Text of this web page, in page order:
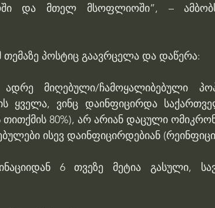
და მთელ მსოფლიოში”, –
თემაზე პოსტიც გაავრცელა და დაწერა:
მიღებული/ჩამოყალიბებული
ყველა, ვინც დაინფიცირდა
80%), არ არიან დაცული
ისევ დაინფიცირდებიან
6 თვეზე მეტია გასული,